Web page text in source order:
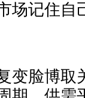
场记住自
变脸博取